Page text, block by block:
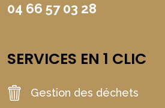
04 66 57 03 28
SERVICES EN 1 CLIC
Gestion des déchets